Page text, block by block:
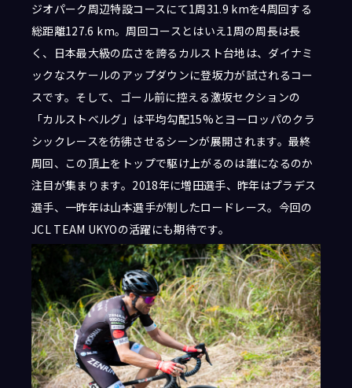
ジオパーク周辺特設コースにて1周31.9 kmを4周回する
総距離127.6 km。周回コースとはいえ1周の周長は長
く、日本最大級の広さを誇るカルスト台地は、ダイナミ
ックなスケールのアップダウンに登坂力が試されるコー
スです。そして、ゴール前に控える激坂セクションの
「カルストベルグ」は平均勾配15%とヨーロッパのクラ
シックレースを彷彿させるシーンが展開されます。最終
周回、この頂上をトップで駆け上がるのは誰になるのか
注目が集まります。2018年に増田選手、昨年はプラデス
選手、一昨年は山本選手が制したロードレース。今回の
JCL TEAM UKYOの活躍にも期待です。